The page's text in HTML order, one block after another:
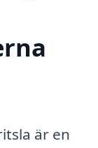
är en